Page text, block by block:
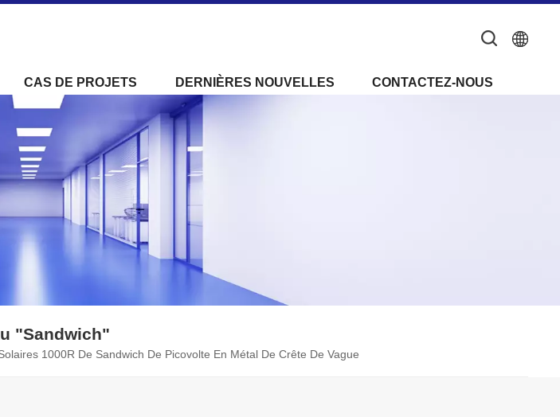
CAS DE PROJETS DERNIÈRES NOUVELLES CONTACTEZ-NOUS
"sandwich"
1000R De Sandwich De Picovolte En Métal De Crête De Vague